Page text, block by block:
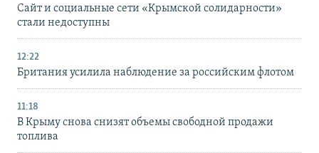
Сайт и социальные сети «Крымской солидарности»
стали недоступны
12:22
Британия усилила наблюдение за российским флотом
11:18
В Крыму снова снизят объемы свободной продажи
топлива